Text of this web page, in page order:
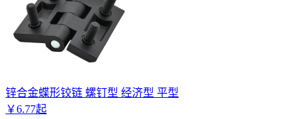
锌合金蝶形铰链 螺钉型 经济型 平型
￥6.77起